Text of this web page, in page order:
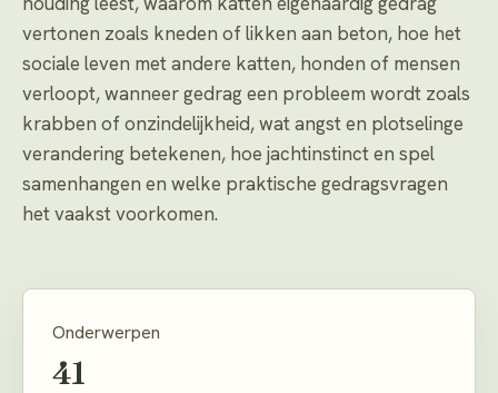
vertonen zoals kneden of likken aan beton, hoe het
sociale leven met andere katten, honden of mensen
verloopt, wanneer gedrag een probleem wordt zoals
krabben of onzindelijkheid, wat angst en plotselinge
verandering betekenen, hoe jachtinstinct en spel
samenhangen en welke praktische gedragsvragen
het vaakst voorkomen.
Onderwerpen
41